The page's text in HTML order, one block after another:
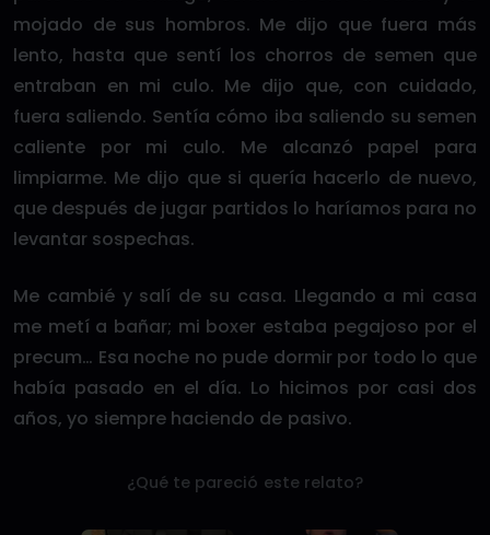
mojado de sus hombros. Me dijo que fuera más
lento, hasta que sentí los chorros de semen que
entraban en mi culo. Me dijo que, con cuidado,
fuera saliendo. Sentía cómo iba saliendo su semen
caliente por mi culo. Me alcanzó papel para
limpiarme. Me dijo que si quería hacerlo de nuevo,
que después de jugar partidos lo haríamos para no
levantar sospechas.
Me cambié y salí de su casa. Llegando a mi casa
me metí a bañar; mi boxer estaba pegajoso por el
precum… Esa noche no pude dormir por todo lo que
había pasado en el día. Lo hicimos por casi dos
años, yo siempre haciendo de pasivo.
¿Qué te pareció este relato?